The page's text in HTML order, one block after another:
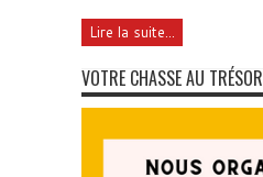
Lire la suite...
VOTRE CHASSE AU TRÉSOR